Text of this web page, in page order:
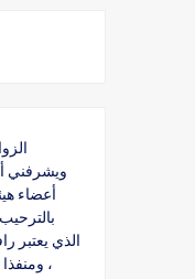
ويشرفني
أعضاء
الذي يعتبر
،